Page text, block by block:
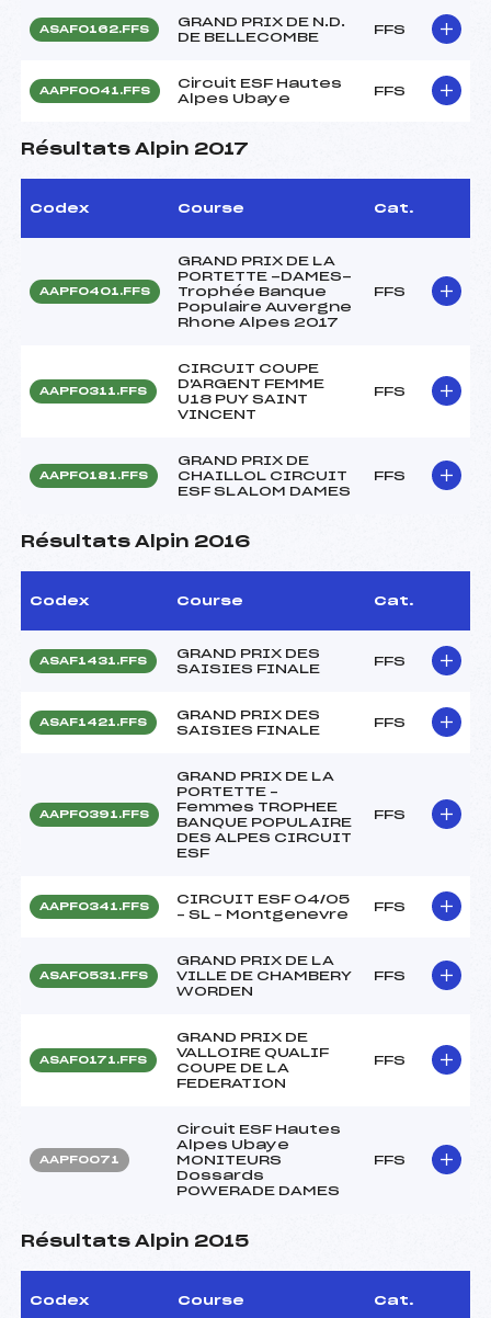
ASAF0162.FFS
GRAND PRIX DE N.D.
DE BELLECOMBE
FFS
AAPF0041.FFS
Circuit ESF Hautes
Alpes Ubaye
FFS
Résultats Alpin 2017
Codex Course Cat.
AAPF0401.FFS
GRAND PRIX DE LA
PORTETTE -DAMES-
Trophée Banque
Populaire Auvergne
Rhone Alpes 2017
FFS
AAPF0311.FFS
CIRCUIT COUPE
D'ARGENT FEMME
U18 PUY SAINT
VINCENT
FFS
AAPF0181.FFS
GRAND PRIX DE
CHAILLOL CIRCUIT
ESF SLALOM DAMES
FFS
Résultats Alpin 2016
Codex Course Cat.
ASAF1431.FFS
GRAND PRIX DES
SAISIES FINALE
FFS
ASAF1421.FFS
GRAND PRIX DES
SAISIES FINALE
FFS
AAPF0391.FFS
GRAND PRIX DE LA
PORTETTE –
Femmes TROPHEE
BANQUE POPULAIRE
DES ALPES CIRCUIT
ESF
FFS
AAPF0341.FFS
CIRCUIT ESF 04/05
– SL – Montgenevre
FFS
ASAF0531.FFS
GRAND PRIX DE LA
VILLE DE CHAMBERY
WORDEN
FFS
ASAF0171.FFS
GRAND PRIX DE
VALLOIRE QUALIF
COUPE DE LA
FEDERATION
FFS
AAPF0071
Circuit ESF Hautes
Alpes Ubaye
MONITEURS
Dossards
POWERADE DAMES
FFS
Résultats Alpin 2015
Codex Course Cat.